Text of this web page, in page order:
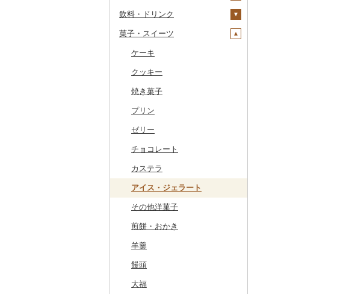
和牛
黒毛和牛
白老牛
仙台牛
米沢牛
山形牛
常陸牛
上州牛
飛騨牛
近江牛
神戸牛・神戸ビーフ
但馬牛
土佐あかうし
佐賀牛
長崎和牛
その他牛肉（加工品）
焼肉
アグー豚
その他豚肉（精肉）
ハム
ソーセージ・ウインナ
ハム・ソーセージ
唐揚げ
中津からあげ
水炊き
地鶏
赤鶏さつま
その他鶏肉
馬肉
羊肉・ラム肉（ジンギス
その他カニ
その他エビ
明太子
たらこ
その他魚卵
数の子
からすみ
キャビア
その他魚卵
貝
帆立（ホタテ）
鮑（アワビ）
牡蠣（カキ）
あさり
しじみ
サザエ
はまぐり
その他貝
うなぎ
鮮魚
鮭・サーモン
マグロ
イワシ
カツオ
金目鯛
クエ
くじら
サバ
さんま
鯛
のどぐろ
イカ・タコ
イカ
タコ
海苔・海藻
海苔
わかめ
ひじき
その他海苔・海藻
干物
ししゃも
その他干物
その他魚介・加工品
しらす・ちりめん
かまぼこ・練り製品
その他魚介・加工品
金芽米
ゆめぴりか
つや姫
コシヒカリ
はえぬき
さがびより
あきたこまち
ひとめぼれ
ミルキークィーン
ななつぼし
その他米
パンピオーネ
デラウェア
シャインマスカット
その他ぶどう・マスカ
もも
メロン
さくらんぼ
梨
和梨
洋梨・ラフランス
マンゴー
みかん・柑橘
みかん
レモン
不知火・デコポン
せとか
文旦
まどんな
ポンカン
その他柑橘
すいか
キウイ
柿（カキ）
ドライフルーツ
干し柿
干し芋
その他ドライフルーツ
その他果物
びわ
ブルーベリー
パイナップル
栗
さつまいも
その他いも
フルーツトマト
ミニトマト
その他トマト
玉ねぎ
ねぎ
とうもろこし
根菜
人参
大根
自然薯
レンコン
にんにく・生姜
その他根菜
アスパラガス
豆
きのこ
しいたけ
松茸
その他きのこ
その他野菜
山菜
かぼちゃ
茄子
レタス
その他野菜
チーズ
ヨーグルト
牛乳
バター
その他乳製品
ビール・発泡酒
ビール
発泡酒
地ビール・クラフトビ
日本酒
純米大吟醸
純米吟醸
大吟醸
吟醸
その他日本酒
焼酎
芋焼酎
麦焼酎
米焼酎
黒糖焼酎
その他焼酎
梅酒
泡盛
ワイン
白ワイン
赤ワイン
シャンパン・スパーク
リングワイン
その他ワイン
ウイスキー
リキュール・洋酒
甘酒
ノンアルコール
その他酒
飲料・ドリンク
水・ミネラルウォーター
コーヒー・コーヒー豆
飲料
コーヒー豆
粉
ドリップ
茶
飲料
茶葉・ティーバッグ
静岡茶
足柄茶
知覧茶
八女茶
その他茶
果汁飲料
りんごジュース
みかんジュース（オレ
紅茶
飲料
茶葉・ティーバッグ
その他飲料・ジュース
野菜ジュース
炭酸飲料
豆乳
その他飲料・ジュース
菓子・スイーツ
ケーキ
クッキー
焼き菓子
プリン
ゼリー
チョコレート
カステラ
アイス・ジェラート
その他洋菓子
煎餅・おかき
羊羹
饅頭
大福